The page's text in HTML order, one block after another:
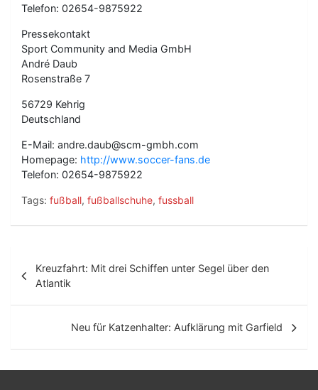
Telefon: 02654-9875922
Pressekontakt
Sport Community and Media GmbH
André Daub
Rosenstraße 7
56729 Kehrig
Deutschland
E-Mail: andre.daub@scm-gmbh.com
Homepage: http://www.soccer-fans.de
Telefon: 02654-9875922
Tags: fußball, fußballschuhe, fussball
e
i
r
Kreuzfahrt: Mit drei Schiffen unter Segel über den
Atlantik
Neu für Katzenhalter: Aufklärung mit Garfield